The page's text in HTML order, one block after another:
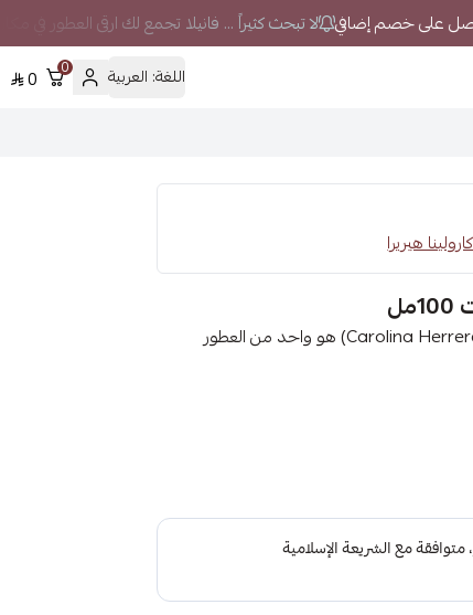
لا تبحث كثيراً ... فانيلا تجمع لك ارقى العطور في
اللغة: العربية 0
0
عطر "كارولينا هيريرا 212 نيويورك أو دو تواليت" (Carolina Herrera 212 NYC EDT) هو واحد من العطور